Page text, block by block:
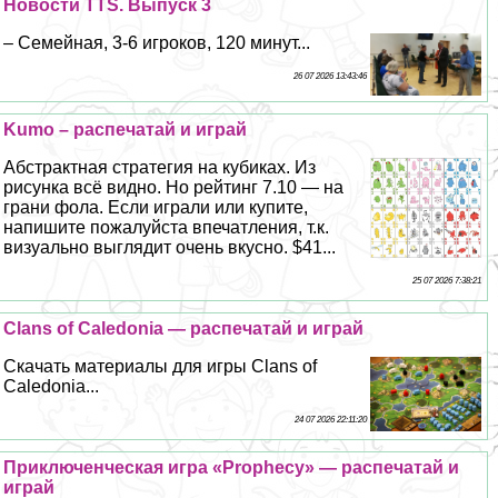
Новости TTS. Выпуск 3
– Семейная, 3-6 игроков, 120 минут...
26 07 2026 13:43:46
Kumo – распечатай и играй
Абстpaктная стратегия на кубиках. Из
рисунка всё видно. Но рейтинг 7.10 — на
грани фола. Если играли или купите,
напишите пожалуйста впечатления, т.к.
визуально выглядит очень вкусно. $41...
25 07 2026 7:38:21
Clans of Caledonia — распечатай и играй
Скачать материалы для игры Clans of
Caledonia...
24 07 2026 22:11:20
Приключенческая игра «Prophecy» — распечатай и
играй